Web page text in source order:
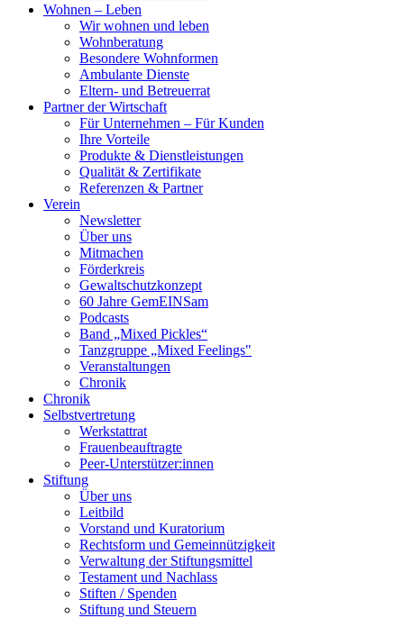
Wohnen – Leben
Wir wohnen und leben
Wohnberatung
Besondere Wohnformen
Ambulante Dienste
Eltern- und Betreuerrat
Partner der Wirtschaft
Für Unternehmen – Für Kunden
Ihre Vorteile
Produkte & Dienstleistungen
Qualität & Zertifikate
Referenzen & Partner
Verein
Newsletter
Über uns
Mitmachen
Förderkreis
Gewaltschutzkonzept
60 Jahre GemEINSam
Podcasts
Band „Mixed Pickles“
Tanzgruppe „Mixed Feelings"
Veranstaltungen
Chronik
Chronik
Selbstvertretung
Werkstattrat
Frauenbeauftragte
Peer-Unterstützer:innen
Stiftung
Über uns
Leitbild
Vorstand und Kuratorium
Rechtsform und Gemeinnützigkeit
Verwaltung der Stiftungsmittel
Testament und Nachlass
Stiften / Spenden
Stiftung und Steuern